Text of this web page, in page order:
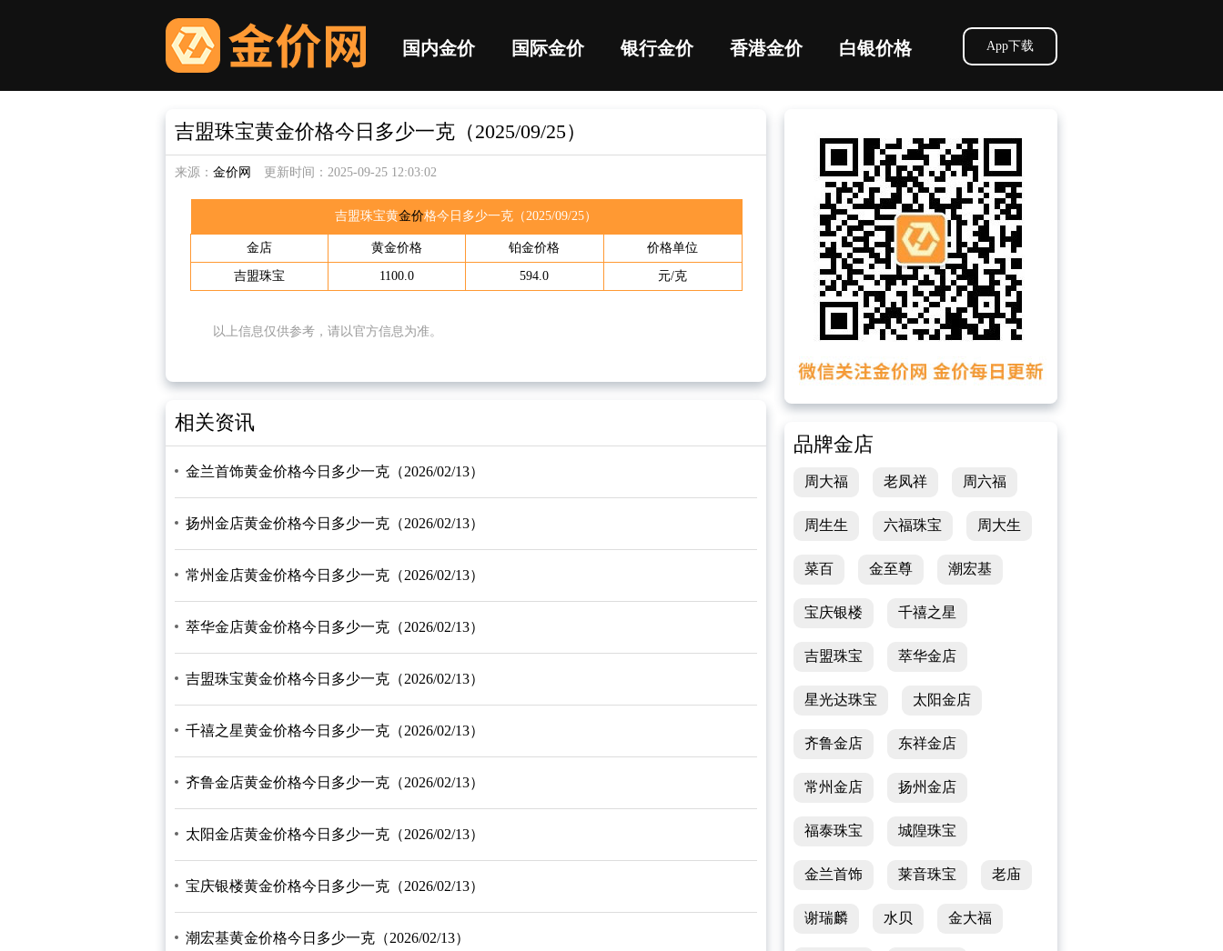
App下载
国内金价 国际金价 银行金价 香港金价 白银价格
吉盟珠宝黄金价格今日多少一克（2025/09/25）
来源： 金价网 更新时间：2025-09-25 12:03:02
吉盟珠宝黄金价格今日多少一克（2025/09/25）
金店 黄金价格 铂金价格 价格单位
吉盟珠宝 1100.0 594.0 元/克
以上信息仅供参考，请以官方信息为准。
相关资讯
金兰首饰黄金价格今日多少一克（2026/02/13）
扬州金店黄金价格今日多少一克（2026/02/13）
常州金店黄金价格今日多少一克（2026/02/13）
萃华金店黄金价格今日多少一克（2026/02/13）
吉盟珠宝黄金价格今日多少一克（2026/02/13）
千禧之星黄金价格今日多少一克（2026/02/13）
齐鲁金店黄金价格今日多少一克（2026/02/13）
太阳金店黄金价格今日多少一克（2026/02/13）
宝庆银楼黄金价格今日多少一克（2026/02/13）
潮宏基黄金价格今日多少一克（2026/02/13）
品牌金店
周大福 老凤祥 周六福
周生生 六福珠宝 周大生
菜百 金至尊 潮宏基
宝庆银楼 千禧之星
吉盟珠宝 萃华金店
星光达珠宝 太阳金店
齐鲁金店 东祥金店
常州金店 扬州金店
福泰珠宝 城隍珠宝
金兰首饰 莱音珠宝 老庙
谢瑞麟 水贝 金大福